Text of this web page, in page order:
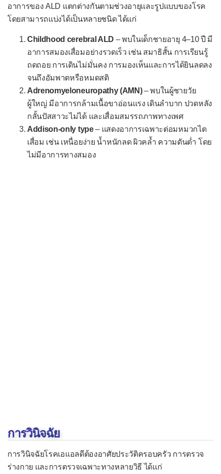
โรคหลอดเลือดแดงใหญ่โป่งพอง
โรคหัวใจรูมาติก
โรคหัวใจห้องบนเต้นรัว
ระบบหายใจ
โรคปอดอุดกั้นเรื้อรัง
โรคหลอดลมโป่งพอง
โรคซิสติกไฟโบรซิส
โรคไขกระดูกเป็นพังผืด
โรคไขกระดูกฝ่อ
ระบบต่อมไร้ท่อ
อาการของ ALD แตกต่างกันตามช่วงอายุและรูปแบบของโรค
โดยสามารถแบ่งได้เป็นหลายชนิด ได้แก่
Childhood cerebral ALD – พบในเด็กชายอายุ 4–10 ปี มี
อาการสมองเสื่อมอย่างรวดเร็ว เช่น สมาธิสั้น การเรียนรู้
ถดถอย การเดินไม่มั่นคง การมองเห็นและการได้ยินลดลง
จนถึงอัมพาตหรือหมดสติ
Adrenomyeloneuropathy (AMN)– พบในผู้ชายวัย
ผู้ใหญ่ มีอาการกล้ามเนื้อขาอ่อนแรง เดินลำบาก ปวดหลัง
กลั้นปัสสาวะไม่ได้ และเสื่อมสมรรถภาพทางเพศ
Addison-only type– แสดงอาการเฉพาะต่อมหมวกไต
เสื่อม เช่น เหนื่อยง่าย น้ำหนักลด ผิวคล้ำ ความดันต่ำ โดย
ไม่มีอาการทางสมอง
การวินิจฉัย
การวินิจฉัยโรคเอแอลดีต้องอาศัยประวัติครอบครัว การตรวจ
ร่างกาย และการตรวจเฉพาะทางหลายวิธี ได้แก่